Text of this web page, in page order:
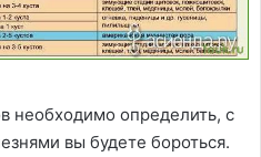
необходимо определить, с
вы будете бороться.